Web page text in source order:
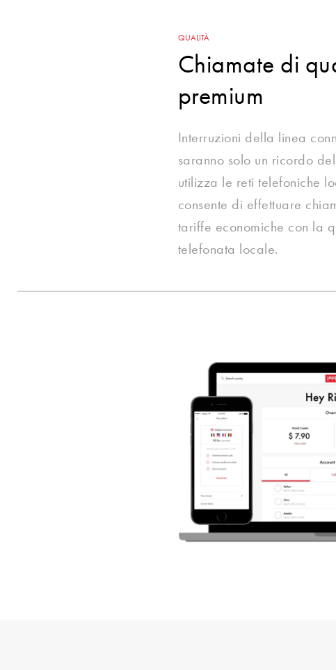
QUALITÀ
Chiamate di
premium
Interruzioni della linea
saranno solo un ricordo
utilizza le reti telefoniche
consente di effettuare
tariffe economiche con la
telefonata locale.